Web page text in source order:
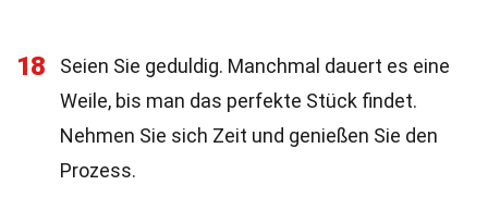
18
Seien Sie geduldig. Manchmal dauert es eine
Weile, bis man das perfekte Stück findet.
Nehmen Sie sich Zeit und genießen Sie den
Prozess.